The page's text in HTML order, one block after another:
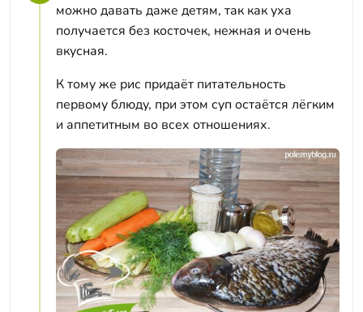
можно давать даже детям, так как уха
получается без косточек, нежная и очень
вкусная.
К тому же рис придаёт питательность
первому блюду, при этом суп остаётся лёгким
и аппетитным во всех отношениях.